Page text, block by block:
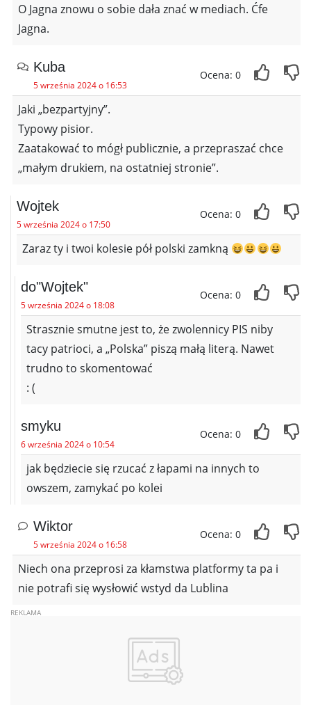
O Jagna znowu o sobie dała znać w mediach. Ćfe
Jagna.
Kuba
5 września 2024 o 16:53
Ocena: 0
Jaki „bezpartyjny”.
Typowy pisior.
Zaatakować to mógł publicznie, a przepraszać chce
„małym drukiem, na ostatniej stronie”.
Wojtek
5 września 2024 o 17:50
Ocena: 0
Zaraz ty i twoi kolesie pół polski zamkną
do"Wojtek"
5 września 2024 o 18:08
Ocena: 0
Strasznie smutne jest to, że zwolennicy PIS niby
tacy patrioci, a „Polska” piszą małą literą. Nawet
trudno to skomentować
: (
smyku
6 września 2024 o 10:54
Ocena: 0
jak będziecie się rzucać z łapami na innych to
owszem, zamykać po kolei
Wiktor
5 września 2024 o 16:58
Ocena: 0
Niech ona przeprosi za kłamstwa platformy ta pa i
nie potrafi się wysłowić wstyd da Lublina